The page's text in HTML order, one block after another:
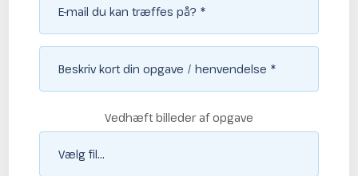
Vedhæft billeder af opgave